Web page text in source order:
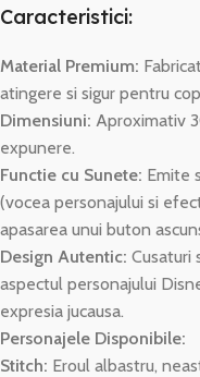
Caracteristici:
Material Premium:
atingere si sigur pentru
Dimensiuni: Aproximativ
expunere.
Functie cu Sunete: Emite
(vocea personajului si
apasarea unui buton
Design Autentic: Cusaturi
aspectul personajului
expresia jucausa.
Personajele Disponibile:
Stitch: Eroul albastru,